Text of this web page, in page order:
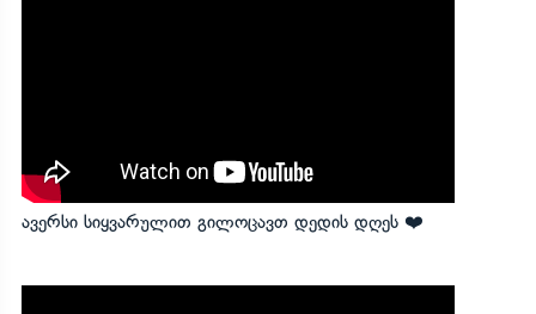
ავერსი სიყვარულით გილოცავთ დედის დღეს ❤️